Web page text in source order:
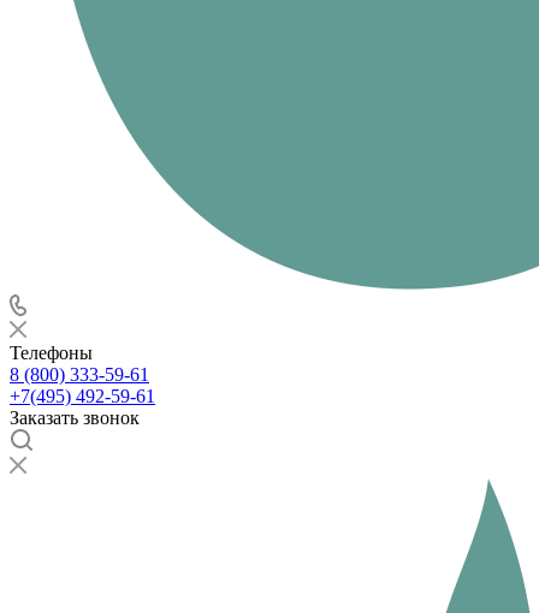
Телефоны
8 (800) 333-59-61
+7(495) 492-59-61
Заказать звонок